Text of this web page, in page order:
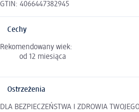
GTIN: 4066447382945
Cechy
Rekomendowany wiek:
od 12 miesiąca
Ostrzeżenia
DLA BEZPIECZEŃSTWA I ZDROWIA